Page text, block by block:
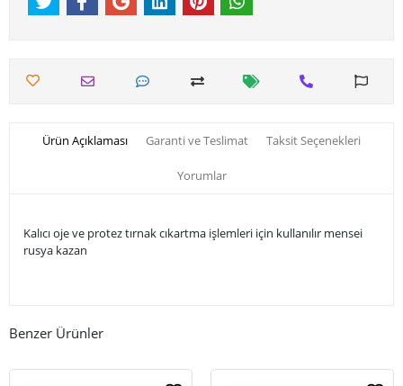
Ürün Açıklaması Garanti ve Teslimat Taksit Seçenekleri
Yorumlar
Kalıcı oje ve protez tırnak cıkartma işlemleri için kullanılır mensei
rusya kazan
Benzer Ürünler